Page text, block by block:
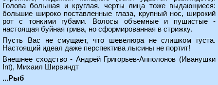
Голова большая и круглая, черты лица тоже выдающиеся:
большие широко поставленные глаза, крупный нос, широкий
рот с тонкими губами. Волосы объемные и пушистые -
настоящая буйная грива, но сформированная в стрижку.
Пусть Вас не смущает, что шевелюра не слишком густа.
Настоящий идеал даже перспектива лысины не портит!
Внешнее сходство - Андрей Григорьев-Апполонов (Иванушки
Int), Михаил Ширвиндт
...Рыб